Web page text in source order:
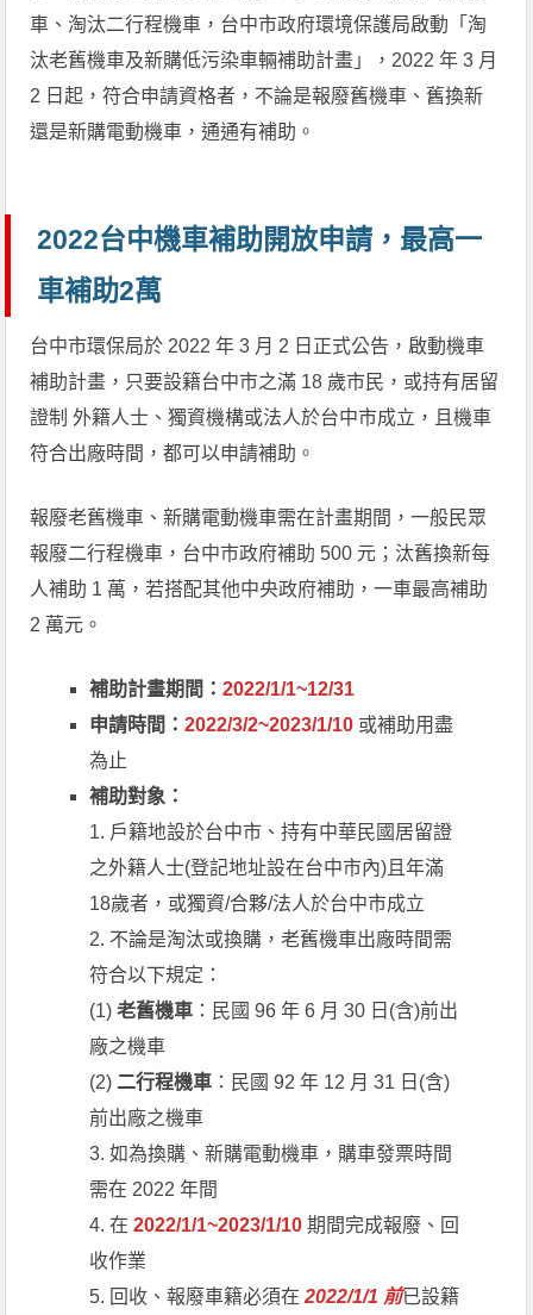
車、淘汰二行程機車，台中市政府環境保護局啟動「淘
汰老舊機車及新購低污染車輛補助計畫」，2022 年 3 月
2 日起，符合申請資格者，不論是報廢舊機車、舊換新
還是新購電動機車，通通有補助。
2022台中機車補助開放申請，最高一
車補助2萬
台中市環保局於 2022 年 3 月 2 日正式公告，啟動機車
補助計畫，只要設籍台中市之滿 18 歲市民，或持有居留
證制 外籍人士、獨資機構或法人於台中市成立，且機車
符合出廠時間，都可以申請補助。
報廢老舊機車、新購電動機車需在計畫期間，一般民眾
報廢二行程機車，台中市政府補助 500 元；汰舊換新每
人補助 1 萬，若搭配其他中央政府補助，一車最高補助
2 萬元。
補助計畫期間：2022/1/1~12/31
申請時間：2022/3/2~2023/1/10 或補助用盡
為止
補助對象：
1. 戶籍地設於台中市、持有中華民國居留證
之外籍人士(登記地址設在台中市內)且年滿
18歲者，或獨資/合夥/法人於台中市成立
2. 不論是淘汰或換購，老舊機車出廠時間需
符合以下規定：
(1)老舊機車 ：民國 96 年 6 月 30 日(含)前出
廠之機車
(2) 二行程機車 ：民國 92 年 12 月 31 日(含)
前出廠之機車
3. 如為換購、新購電動機車，購車發票時間
需在 2022 年間
4. 在2022/1/1~2023/1/10期間完成報廢、回
收作業
5. 回收、報廢車籍必須在 2022/1/1 前已設籍